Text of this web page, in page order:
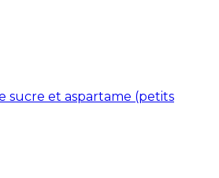
sucre et aspartame (petits